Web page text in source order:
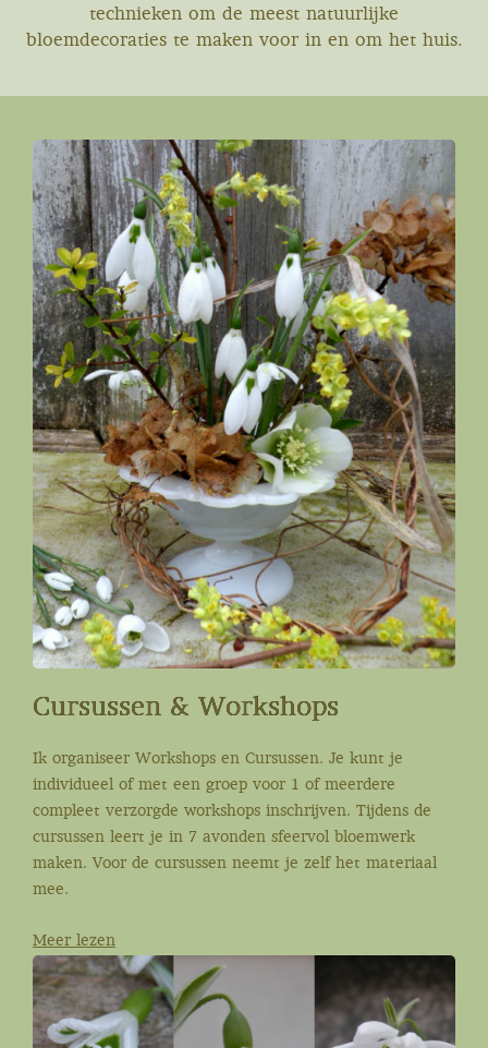
technieken om de meest natuurlijke
bloemdecoraties te maken voor in en om het huis.
Cursussen & Workshops
Ik organiseer Workshops en Cursussen. Je kunt je
individueel of met een groep voor 1 of meerdere
compleet verzorgde workshops inschrijven. Tijdens de
cursussen leert je in 7 avonden sfeervol bloemwerk
maken. Voor de cursussen neemt je zelf het materiaal
mee.
Meer lezen